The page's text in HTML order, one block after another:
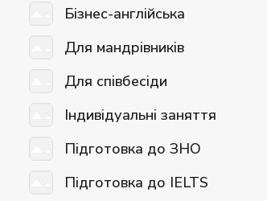
Бізнес-англійська
Для мандрівників
Для співбесіди
Індивідуальні заняття
Підготовка до ЗНО
Підготовка до IELTS